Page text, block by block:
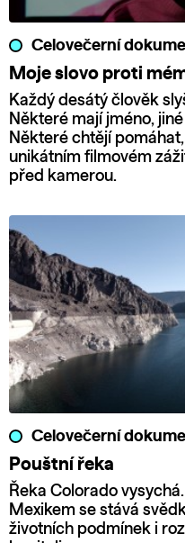
Celovečerní
Moje slovo proti
Každý desátý člověk
Některé mají jméno,
Některé chtějí
unikátním filmovém
před kamerou.
Celovečerní
Pouštní řeka
Řeka Colorado
Mexikem se stává
životních podmínek i